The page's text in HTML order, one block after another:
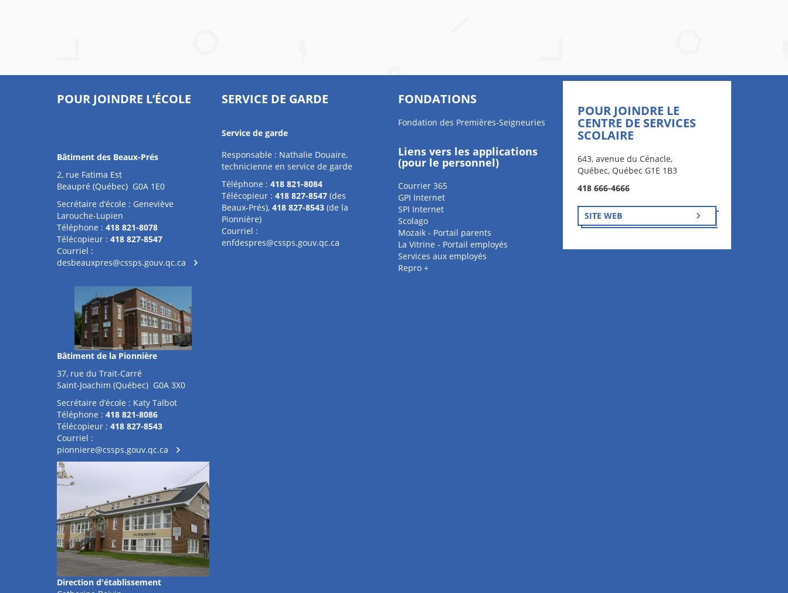
POUR JOINDRE L’ÉCOLE
Bâtiment des Beaux-Prés
2, rue Fatima Est
Beaupré (Québec) G0A 1E0
Secrétaire d’école : Geneviève
Larouche-Lupien
Téléphone : 418 821-8078
Télécopieur : 418 827-8547
Courriel :
desbeauxpres@cssps.gouv.qc.ca
Bâtiment de la Pionnière
37, rue du Trait-Carré
Saint-Joachim (Québec) G0A 3X0
Secrétaire d’école : Katy Talbot
Téléphone : 418 821-8086
Télécopieur : 418 827-8543
Courriel :
pionniere@cssps.gouv.qc.ca
Direction d'établissement
SERVICE DE GARDE
Service de garde
Responsable : Nathalie Douaire,
technicienne en service de garde
Téléphone : 418 821-8084
Télécopieur : 418 827-8547(des
Beaux-Prés), 418 827-8543(de la
Pionnière)
Courriel :
enfdespres@cssps.gouv.qc.ca
FONDATIONS
Fondation des Premières-Seigneuries
Liens vers les applications
(pour le personnel)
Courrier 365
GPI Internet
SPI Internet
Scolago
Mozaik - Portail parents
La Vitrine - Portail employés
Services aux employés
Repro +
POUR JOINDRE LE
CENTRE DE SERVICES
SCOLAIRE
643, avenue du Cénacle,
Québec, Québec G1E 1B3
418 666-4666
SITE WEB